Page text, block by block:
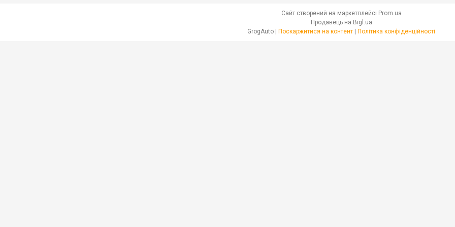
Сайт створений на маркетплейсі Prom.ua
Продавець на Bigl.ua
GrogAuto | Поскаржитися на контент | Політика конфіденційності